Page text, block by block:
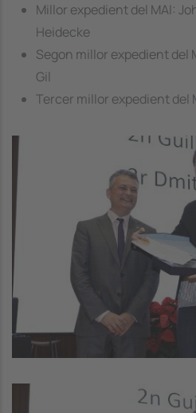
Millor expedient del MAI:
Heidecke
Segon millor expedient del
Gil
Tercer millor expedient del